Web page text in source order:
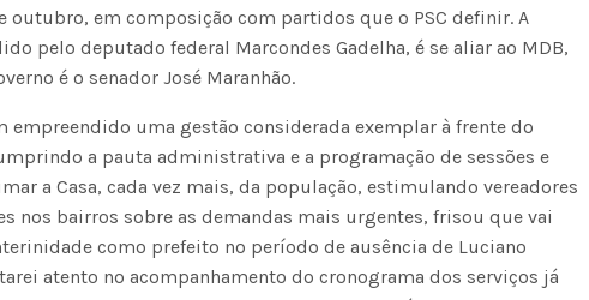
outubro, em composição com partidos que o PSC definir. A
pelo deputado federal Marcondes Gadelha, é se aliar ao MDB,
é o senador José Maranhão.
empreendido uma gestão considerada exemplar à frente do
a pauta administrativa e a programação de sessões e
a Casa, cada vez mais, da população, estimulando vereadores
nos bairros sobre as demandas mais urgentes, frisou que vai
como prefeito no período de ausência de Luciano
atento no acompanhamento do cronograma dos serviços já